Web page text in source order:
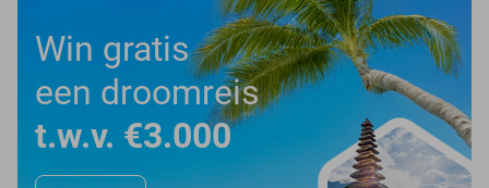
Win gratis
een droomreis
t.w.v. €3.000